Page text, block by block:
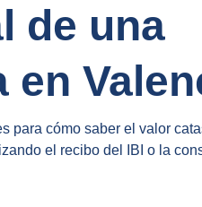
de una
en
para cómo saber el valor
el recibo del IBI o la